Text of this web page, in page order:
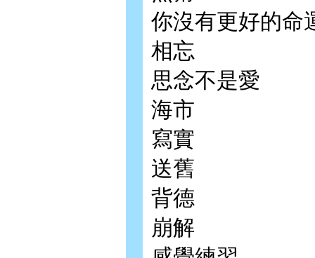
你沒有更好的命
相忘
思念不是愛
海市
寫實
送舊
背德
崩解